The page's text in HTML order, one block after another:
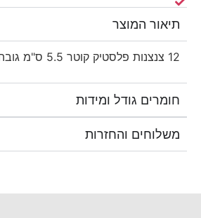
תיאור המוצר
12 צנצנות פלסטיק קוטר 5.5 ס"מ גובה 8 ס"מ (150 מיל)
חומרים גודל ומידות
משלוחים והחזרות